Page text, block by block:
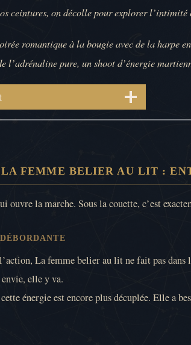
ceintures, on décolle pour explorer l’intimité
romantique à la bougie avec de la harpe
l’adrénaline pure, un shoot d’énergie
FEMME BELIER AU LIT :
la marche. Sous la couette, c’est
La femme belier au lit ne fait pas
elle y va.
énergie est encore plus décuplée. Elle a